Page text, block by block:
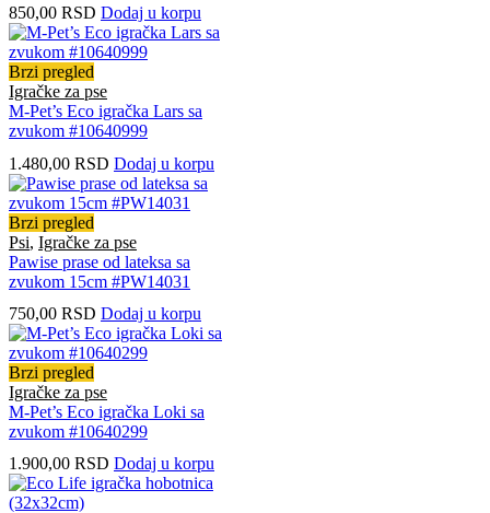
850,00 RSD Dodaj u korpu
Brzi pregled
Igračke za pse
M-Pet’s Eco igračka Lars sa
zvukom #10640999
1.480,00 RSD Dodaj u korpu
Brzi pregled
Psi, Igračke za pse
Pawise prase od lateksa sa
zvukom 15cm #PW14031
750,00 RSD Dodaj u korpu
Brzi pregled
Igračke za pse
M-Pet’s Eco igračka Loki sa
zvukom #10640299
1.900,00 RSD Dodaj u korpu